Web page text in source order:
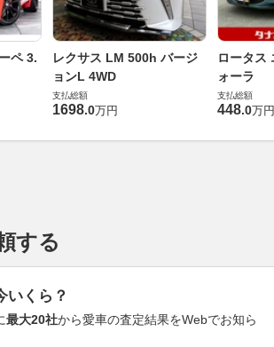
ペ 3.
レクサス LM 500h バージ
ョンL 4WD
支払総額
1698.0万円
ロータス
ォーラ
支払総額
448.0万円
する
いくら？
最大20社から愛車の査定結果をWebでお知ら